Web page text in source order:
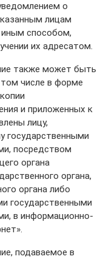
о
лицам
иным способом,
их адресатом.
также может быть
числе в форме
и приложенных к
лицу,
государственными
посредством
органа
органа,
органа либо
государственными
в информационно-
подаваемое в